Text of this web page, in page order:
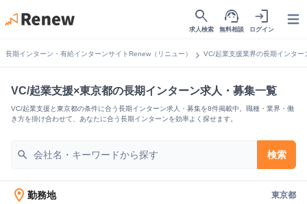
search
求人検索
support_agent
無料相談
login
ログイン
長期インターン・有給インターンサイトRenew（リニュー） chevron_right VC/起業支援業界の長期インター
VC/起業支援×東京都の長期インターン求人・募集一覧
VC/起業支援と東京都の条件に合う長期インターン求人・募集を8件掲載中。職種・業界・働
き方を掛け合わせて、あなたに合う長期インターンを効率よく探せます。
search 検索
location_on 勤務地 東京都